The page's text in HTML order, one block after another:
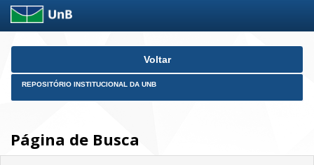
Skip
Voltar
REPOSITÓRIO INSTITUCIONAL DA UNB
Página de Busca